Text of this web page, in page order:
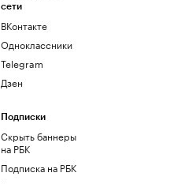
сети
ВКонтакте
Одноклассники
Telegram
Дзен
Подписки
Скрыть баннеры
на РБК
Подписка на РБК